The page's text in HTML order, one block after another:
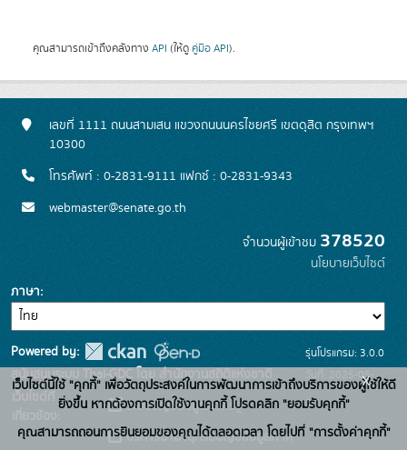
คุณสามารถเข้าถึงคลังทาง API (ให้ดู คู่มือ API).
เลขที่ 1111 ถนนสามเสน แขวงถนนนครไชยศรี เขตดุสิต กรุงเทพฯ
10300
โทรศัพท์ : 0-2831-9111 แฟกซ์ : 0-2831-9343
webmaster@senate.go.th
จำนวนผู้เข้าชม 378520
นโยบายเว็บไซต์
ภาษา
Powered by:
สนับสนุนระบบ Thai-GDC โดย สำนักงานสถิติแห่งชาติ
เว็บไซต์ที่
เกี่ยวข้อง:
ระบบบัญชีข้อมูลภาครัฐ
บริการนามานุกรมบัญชีข้อมูลภาค
รุ่นโปรแกรม: 3.0.0
วันที่: 2025-05-
30
เว็บไซต์นี้ใช้ "คุกกี้" เพื่อวัตถุประสงค์ในการพัฒนาการเข้าถึงบริการของผู้ใช้ให้ดี
ยิ่งขึ้น หากต้องการเปิดใช้งานคุกกี้ โปรดคลิก "ยอมรับคุกกี้"
คุณสามารถถอนการยินยอมของคุณได้ตลอดเวลา โดยไปที่ "การตั้งค่าคุกกี้"
x